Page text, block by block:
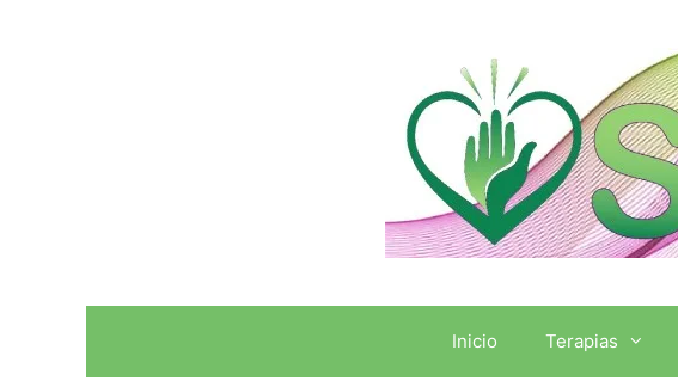
Inicio Terapias